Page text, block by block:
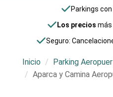
Parkings
Los precios más
Seguro:
Inicio
Parking
Aparca y Camina